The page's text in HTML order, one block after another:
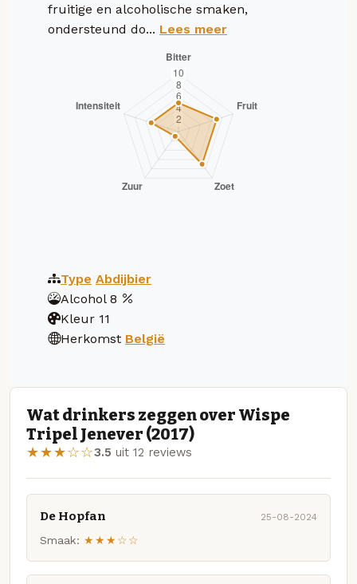
fruitige en alcoholische smaken,
ondersteund do... Lees meer
Type Abdijbier
Alcohol 8
Kleur 11
Herkomst België
Wat drinkers zeggen over Wispe
Tripel Jenever (2017)
★★★☆☆3.5 uit 12 reviews
De Hopfan 25-08-2024
Smaak: ★★★☆☆